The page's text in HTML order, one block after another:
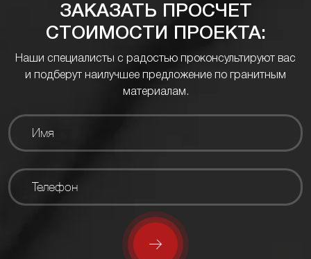
ЗАКАЗАТЬ ПРОСЧЕТ
СТОИМОСТИ ПРОЕКТА:
Наши специалисты с радостью проконсультируют вас
и подберут наилучшее предложение по гранитным
материалам.